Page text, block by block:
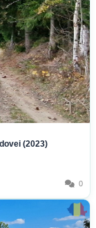
(2023)
0